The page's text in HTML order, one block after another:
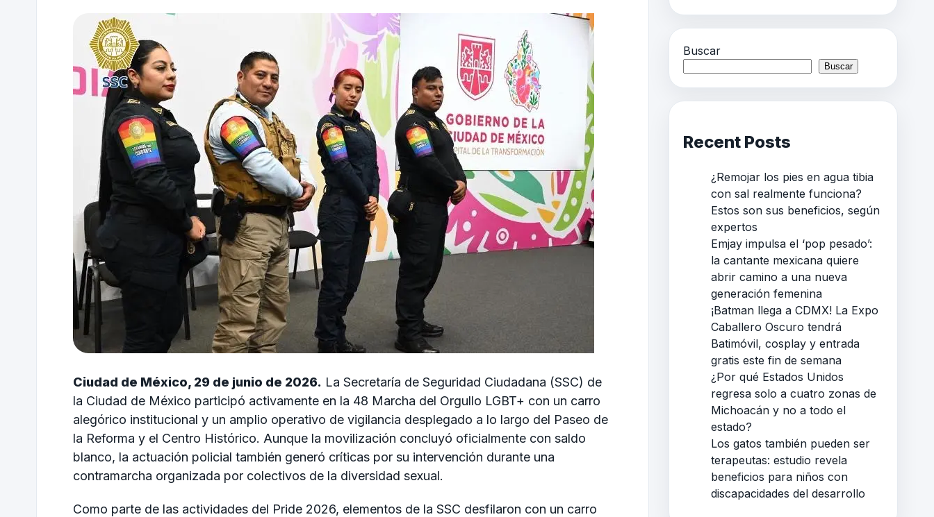
Ciudad de México, 29 de junio de 2026. La Secretaría de Seguridad Ciudadana (SSC) de
la Ciudad de México participó activamente en la 48 Marcha del Orgullo LGBT+ con un carro
alegórico institucional y un amplio operativo de vigilancia desplegado a lo largo del Paseo de
la Reforma y el Centro Histórico. Aunque la movilización concluyó oficialmente con saldo
blanco, la actuación policial también generó críticas por su intervención durante una
contramarcha organizada por colectivos de la diversidad sexual.
Como parte de las actividades del Pride 2026, elementos de la SSC desfilaron con un carro
Buscar
Buscar
Recent Posts
¿Remojar los pies en agua tibia
con sal realmente funciona?
Estos son sus beneficios, según
expertos
Emjay impulsa el ‘pop pesado’:
la cantante mexicana quiere
abrir camino a una nueva
generación femenina
¡Batman llega a CDMX! La Expo
Caballero Oscuro tendrá
Batimóvil, cosplay y entrada
gratis este fin de semana
¿Por qué Estados Unidos
regresa solo a cuatro zonas de
Michoacán y no a todo el
estado?
Los gatos también pueden ser
terapeutas: estudio revela
beneficios para niños con
discapacidades del desarrollo